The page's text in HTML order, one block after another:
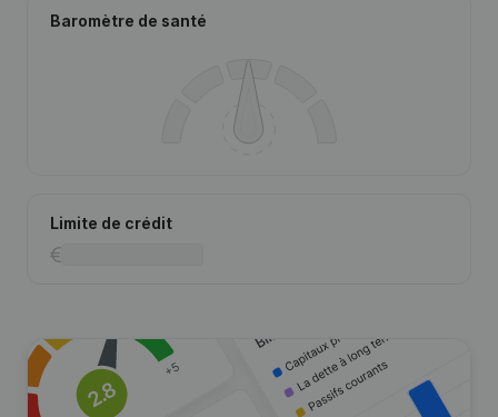
Baromètre de santé
Limite de crédit